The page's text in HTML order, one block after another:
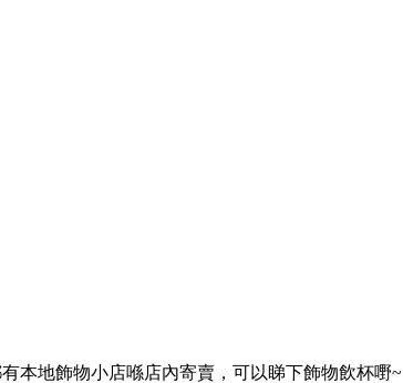
本地飾物小店喺店內寄賣，可以睇下飾物飲杯嘢~